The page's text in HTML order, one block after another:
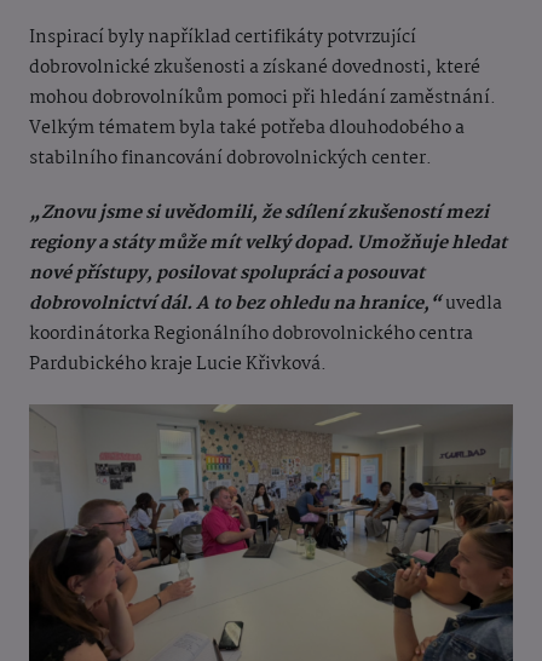
Inspirací byly například certifikáty potvrzující
dobrovolnické zkušenosti a získané dovednosti, které
mohou dobrovolníkům pomoci při hledání zaměstnání.
Velkým tématem byla také potřeba dlouhodobého a
stabilního financování dobrovolnických center.
„Znovu jsme si uvědomili, že sdílení zkušeností mezi
regiony a státy může mít velký dopad. Umožňuje hledat
nové přístupy, posilovat spolupráci a posouvat
dobrovolnictví dál. A to bez ohledu na hranice,“uvedla
koordinátorka Regionálního dobrovolnického centra
Pardubického kraje Lucie Křivková.